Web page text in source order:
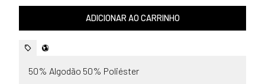
ADICIONAR AO CARRINHO
50% Algodão 50% Poliéster